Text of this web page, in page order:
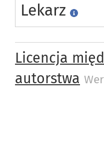
Lekarz
Licencja
autorstwa